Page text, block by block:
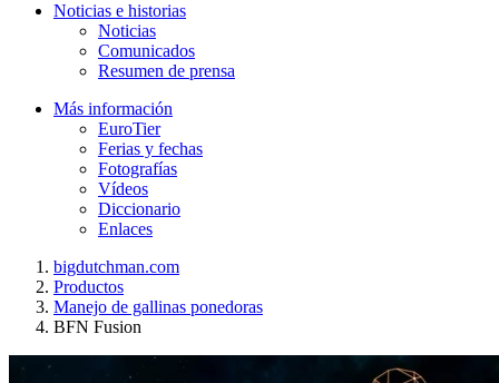
Noticias e historias
Noticias
Comunicados
Resumen de prensa
Más información
EuroTier
Ferias y fechas
Fotografías
Vídeos
Diccionario
Enlaces
bigdutchman.com
Productos
Manejo de gallinas ponedoras
BFN Fusion